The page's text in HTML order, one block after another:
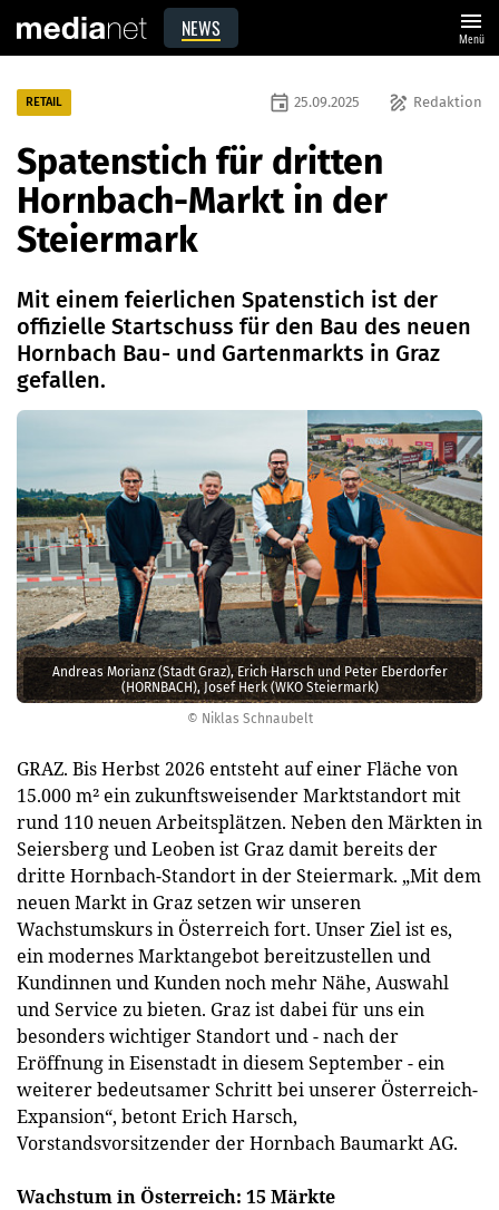
NEWS menu
Menü
© Niklas Schnaubelt
Andreas Morianz (Stadt Graz), Erich Harsch und Peter Eberdorfer
(HORNBACH), Josef Herk (WKO Steiermark)
RETAIL draw Redaktion
event 25.09.2025
Spatenstich für dritten
Hornbach-Markt in der
Steiermark
Mit einem feierlichen Spatenstich ist der
offizielle Startschuss für den Bau des neuen
Hornbach Bau- und Gartenmarkts in Graz
gefallen.
GRAZ. Bis Herbst 2026 entsteht auf einer Fläche von
15.000 m² ein zukunftsweisender Marktstandort mit
rund 110 neuen Arbeitsplätzen. Neben den Märkten in
Seiersberg und Leoben ist Graz damit bereits der
dritte Hornbach-Standort in der Steiermark. „Mit dem
neuen Markt in Graz setzen wir unseren
Wachstumskurs in Österreich fort. Unser Ziel ist es,
ein modernes Marktangebot bereitzustellen und
Kundinnen und Kunden noch mehr Nähe, Auswahl
und Service zu bieten. Graz ist dabei für uns ein
besonders wichtiger Standort und - nach der
Eröffnung in Eisenstadt in diesem September - ein
weiterer bedeutsamer Schritt bei unserer Österreich-
Expansion“, betont Erich Harsch,
Vorstandsvorsitzender der Hornbach Baumarkt AG.
Wachstum in Österreich: 15 Märkte